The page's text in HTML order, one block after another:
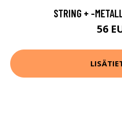
STRING + -
56